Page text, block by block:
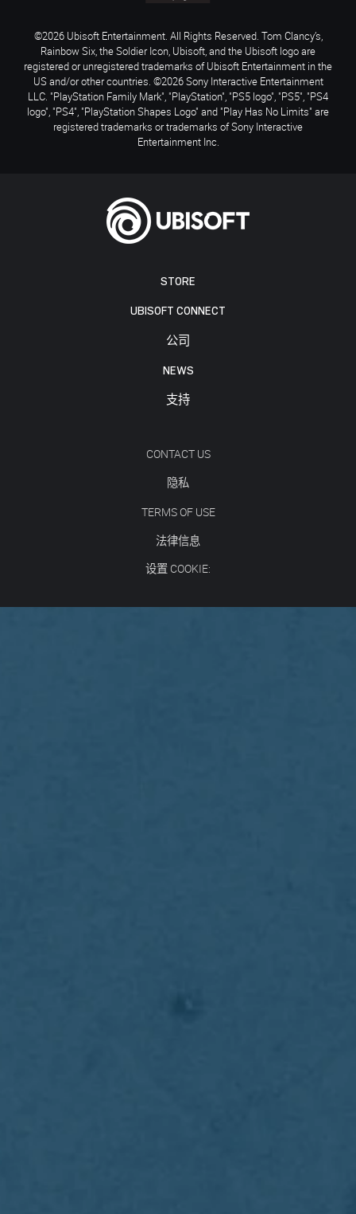
STORE
UBISOFT CONNECT
公司
NEWS
支持
CONTACT US
隐私
TERMS OF USE
法律信息
设置 COOKIE:
©2026 Ubisoft Entertainment. All Rights Reserved. Tom Clancy’s,
Rainbow Six, the Soldier Icon, Ubisoft, and the Ubisoft logo are
registered or unregistered trademarks of Ubisoft Entertainment in the
US and/or other countries. ©2026 Sony Interactive Entertainment
LLC. "PlayStation Family Mark", "PlayStation", "PS5 logo", "PS5", "PS4
logo", "PS4", "PlayStation Shapes Logo" and "Play Has No Limits" are
registered trademarks or trademarks of Sony Interactive
Entertainment Inc.